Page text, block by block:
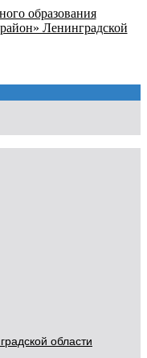
образования
Ленинградской
области